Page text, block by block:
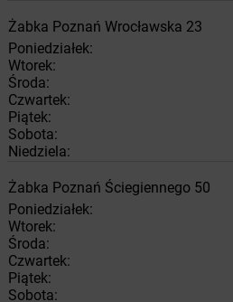
Żabka Poznań Wrocławska 23
Poniedziałek:
Wtorek:
Środa:
Czwartek:
Piątek:
Sobota:
Niedziela:
Żabka Poznań Ściegiennego 50
Poniedziałek:
Wtorek:
Środa:
Czwartek:
Piątek:
Sobota: